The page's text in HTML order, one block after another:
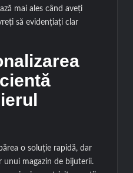
mai ales când aveți
să evidențiați clar
o soluție rapidă, dar
unui magazin de bijuterii.